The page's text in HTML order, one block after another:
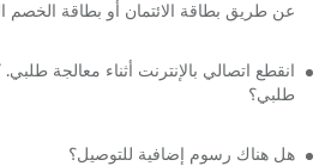
عن طريق بطاقة الائتمان أو بطاقة الخصم
انقطع اتصالي بالإنترنت أثناء معالجة
طلبي؟
هل هناك رسوم إضافية للتوصيل؟